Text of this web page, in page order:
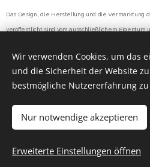
Das Design, die Herstellung und die Vermarktung
veröffentlicht sind vom ausschließlichem Eigentum
Unterstützt von
Español
Wir verwenden Cookies, um das
und die Sicherheit der Website
bestmögliche Nutzererfahrung
Nur notwendige akzeptieren
Erweiterte Einstellungen öffnen